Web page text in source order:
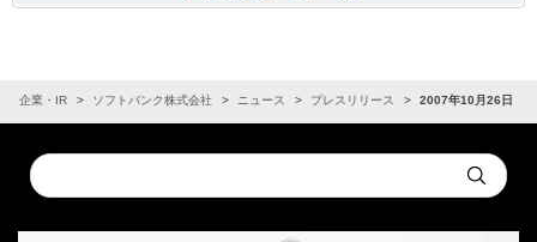
企業・IR ソフトバンク株式会社 ニュース プレスリリース 2007年10月26日
Conduct
a
Submit